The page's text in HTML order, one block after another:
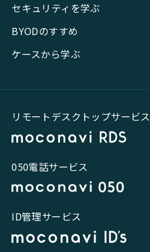
セキュリティを学ぶ
BYODのすすめ
ケースから学ぶ
リモートデスクトップサービス
050電話サービス
ID管理サービス